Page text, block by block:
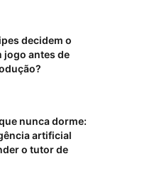
decidem o
jogo antes de
nunca dorme:
artificial
o tutor de